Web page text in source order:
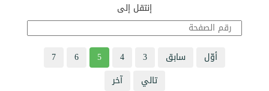
إنتقل إلى
أوّل سابق 3
4
5
6
7
تالي
آخر